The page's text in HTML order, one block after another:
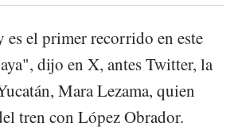
el primer recorrido en este
dijo en X, antes Twitter, la
Mara Lezama, quien
tren con López Obrador.